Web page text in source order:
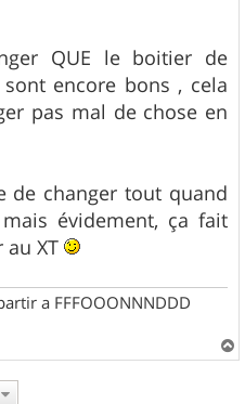
QUE le boitier de
encore bons , cela
pas mal de chose en
de changer tout quand
évidement, ça fait
au XT
a FFFOOONNNDDD
a